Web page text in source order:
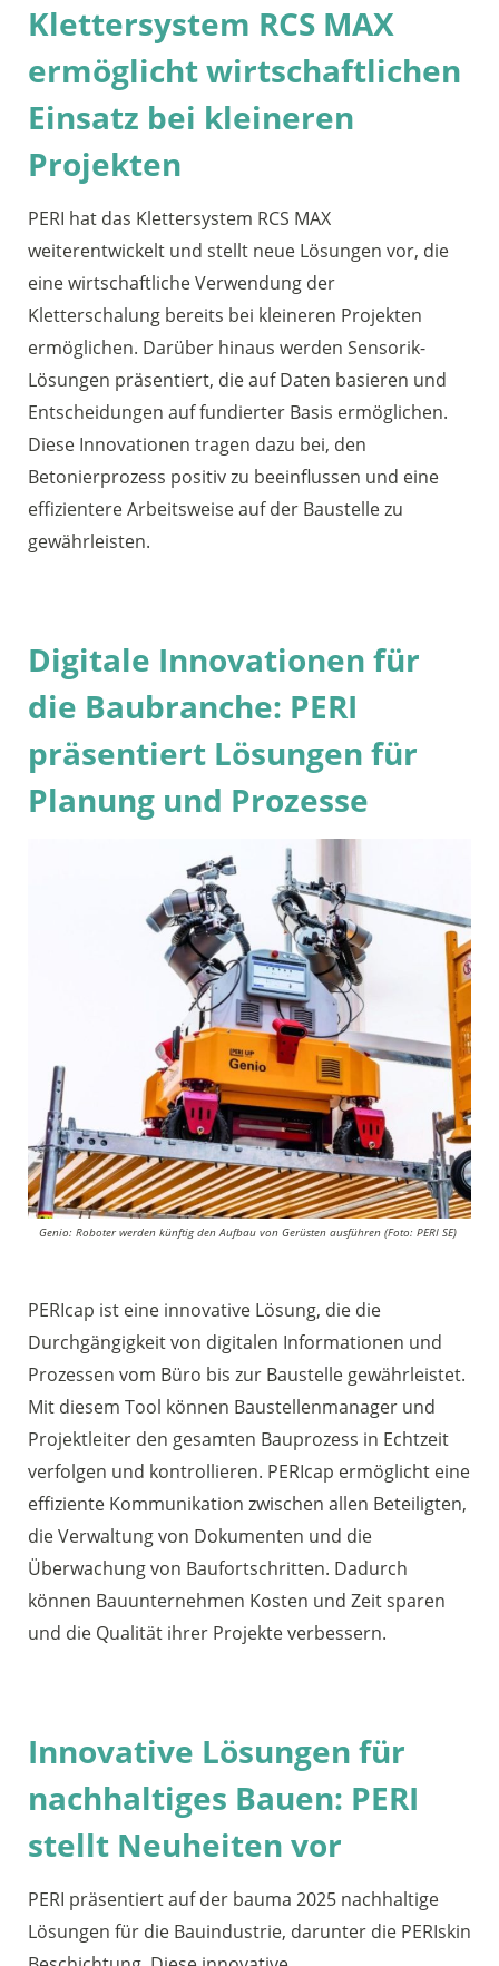
Klettersystem RCS MAX
ermöglicht wirtschaftlichen
Einsatz bei kleineren
Projekten
PERI hat das Klettersystem RCS MAX
weiterentwickelt und stellt neue Lösungen vor, die
eine wirtschaftliche Verwendung der
Kletterschalung bereits bei kleineren Projekten
ermöglichen. Darüber hinaus werden Sensorik-
Lösungen präsentiert, die auf Daten basieren und
Entscheidungen auf fundierter Basis ermöglichen.
Diese Innovationen tragen dazu bei, den
Betonierprozess positiv zu beeinflussen und eine
effizientere Arbeitsweise auf der Baustelle zu
gewährleisten.
Digitale Innovationen für
die Baubranche: PERI
präsentiert Lösungen für
Planung und Prozesse
Genio: Roboter werden künftig den Aufbau von Gerüsten ausführen (Foto: PERI SE)
PERIcap ist eine innovative Lösung, die die
Durchgängigkeit von digitalen Informationen und
Prozessen vom Büro bis zur Baustelle gewährleistet.
Mit diesem Tool können Baustellenmanager und
Projektleiter den gesamten Bauprozess in Echtzeit
verfolgen und kontrollieren. PERIcap ermöglicht eine
effiziente Kommunikation zwischen allen Beteiligten,
die Verwaltung von Dokumenten und die
Überwachung von Baufortschritten. Dadurch
können Bauunternehmen Kosten und Zeit sparen
und die Qualität ihrer Projekte verbessern.
Innovative Lösungen für
nachhaltiges Bauen: PERI
stellt Neuheiten vor
PERI präsentiert auf der bauma 2025 nachhaltige
Lösungen für die Bauindustrie, darunter die PERIskin